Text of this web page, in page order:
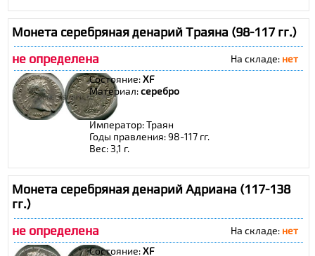
Монета серебряная денарий Траяна (98-117 гг.)
не определена
На складе: нет
Состояние:XF
Материал:cеребро
Император: Траян
Годы правления: 98-117 гг.
Вес: 3,1 г.
Монета серебряная денарий Адриана (117-138
гг.)
не определена
На складе: нет
Состояние:XF